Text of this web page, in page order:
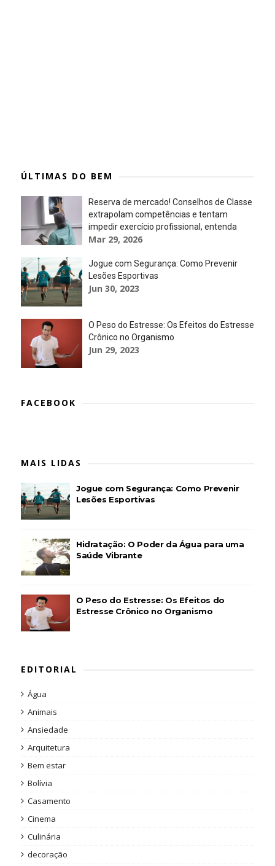
ÚLTIMAS DO BEM
Reserva de mercado! Conselhos de Classe
extrapolam competências e tentam
impedir exercício profissional, entenda
Mar 29, 2026
Jogue com Segurança: Como Prevenir
Lesões Esportivas
Jun 30, 2023
O Peso do Estresse: Os Efeitos do Estresse
Crônico no Organismo
Jun 29, 2023
FACEBOOK
MAIS LIDAS
Jogue com Segurança: Como Prevenir
Lesões Esportivas
Hidratação: O Poder da Água para uma
Saúde Vibrante
O Peso do Estresse: Os Efeitos do
Estresse Crônico no Organismo
EDITORIAL
Água
Animais
Ansiedade
Arquitetura
Bem estar
Bolívia
Casamento
Cinema
Culinária
decoração